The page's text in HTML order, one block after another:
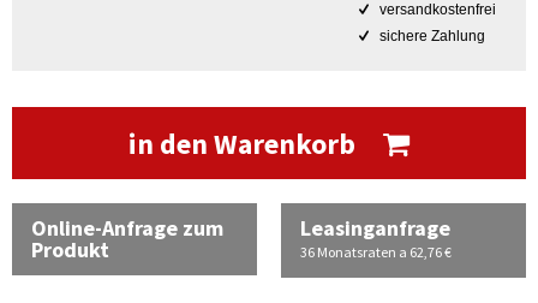
versandkostenfrei
sichere Zahlung
in den Warenkorb
Online-Anfrage zum
Produkt
Leasinganfrage
36 Monatsraten a 62,76 €